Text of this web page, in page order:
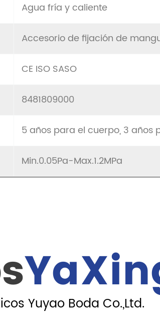
Agua fría y caliente
Accesorio de fijación de
CE ISO SASO
8481809000
5 años para el cuerpo, 3
Min.0.05Pa-Max.1.2MPa
Yuyao Boda Co.,Ltd.